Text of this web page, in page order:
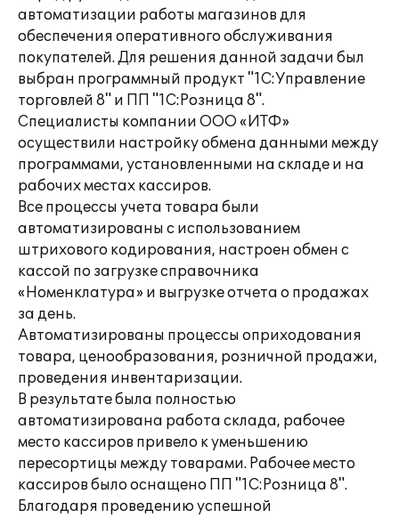
автоматизации работы магазинов для
обеспечения оперативного обслуживания
покупателей. Для решения данной задачи был
выбран программный продукт "1С:Управление
торговлей 8" и ПП "1С:Розница 8".
Специалисты компании ООО «ИТФ»
осуществили настройку обмена данными между
программами, установленными на складе и на
рабочих местах кассиров.
Все процессы учета товара были
автоматизированы с использованием
штрихового кодирования, настроен обмен с
кассой по загрузке справочника
«Номенклатура» и выгрузке отчета о продажах
за день.
Автоматизированы процессы оприходования
товара, ценообразования, розничной продажи,
проведения инвентаризации.
В результате была полностью
автоматизирована работа склада, рабочее
место кассиров привело к уменьшению
пересортицы между товарами. Рабочее место
кассиров было оснащено ПП "1С:Розница 8".
Благодаря проведению успешной